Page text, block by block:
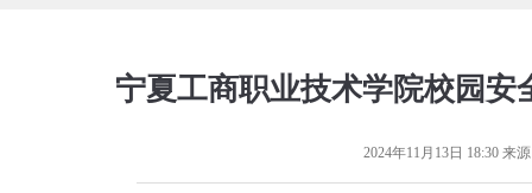
宁夏工商职业技术学院校园
2024年11月13日 18:30 来